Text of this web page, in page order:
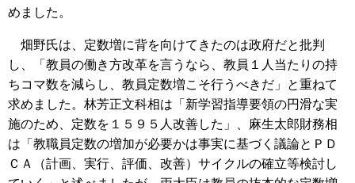
めました。
畑野氏は、定数増に背を向けてきたのは政府だと批判
し、「教員の働き方改革を言うなら、教員１人当たりの持
ちコマ数を減らし、教員定数増こそ行うべきだ」と重ねて
求めました。林芳正文科相は「新学習指導要領の円滑な実
施のため、定数を１５９５人改善した」、麻生太郎財務相
は「教職員定数の増加が必要かは事実に基づく議論とＰＤ
ＣＡ（計画、実行、評価、改善）サイクルの確立等検討し